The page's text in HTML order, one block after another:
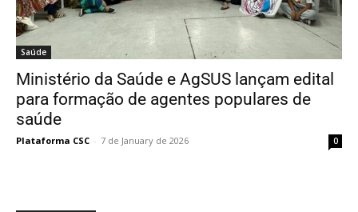
Saúde
Ministério da Saúde e AgSUS lançam edital
para formação de agentes populares de
saúde
Plataforma CSC - 7 de January de 2026 0